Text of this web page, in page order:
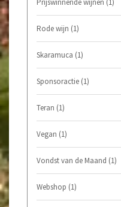
Prijswinnende wijnen (1)
Rode wijn (1)
Skaramuca (1)
Sponsoractie (1)
Teran (1)
Vegan (1)
Vondst van de Maand (1)
Webshop (1)